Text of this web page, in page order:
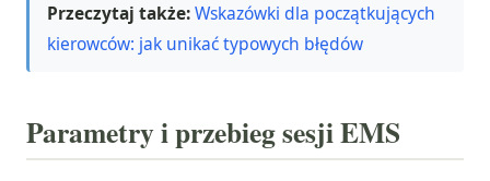
Przeczytaj także:Wskazówki dla początkujących
kierowców: jak unikać typowych błędów
Parametry i przebieg sesji EMS